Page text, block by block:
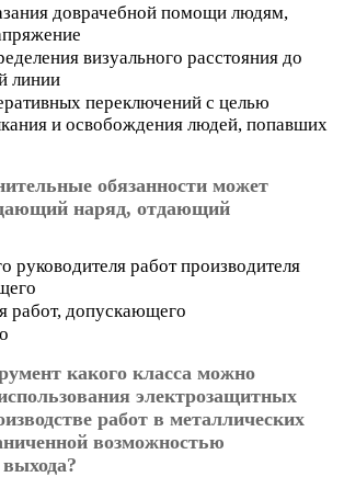
доврачебной помощи людям,
визуального расстояния до
линии
переключений с целью
и освобождения людей, попавших
обязанности может
наряд, отдающий
руководителя работ производителя
работ, допускающего
какого класса можно
электрозащитных
работ в металлических
возможностью